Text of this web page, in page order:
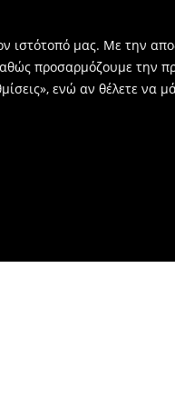
ιστότοπό μας. Με την
προσαρμόζουμε την
ενώ αν θέλετε να